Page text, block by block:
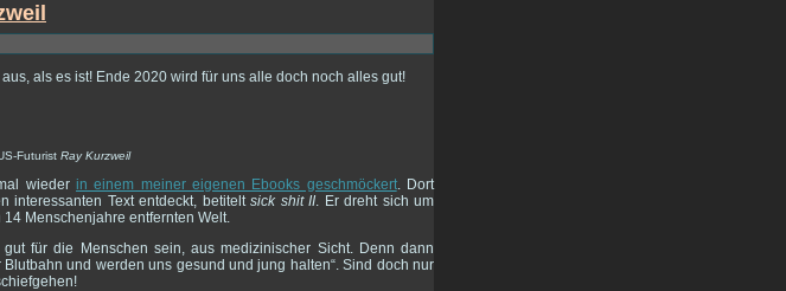
als es ist! Ende 2020 wird für uns alle doch noch alles gut!
Futurist Ray Kurzweil
wieder in einem meiner eigenen Ebooks geschmöckert. Dort
interessanten Text entdeckt, betitelt sick shit II . Er dreht sich um
Menschenjahre entfernten Welt.
für die Menschen sein, aus medizinischer Sicht. Denn dann
Blutbahn und werden uns gesund und jung halten“. Sind doch nur